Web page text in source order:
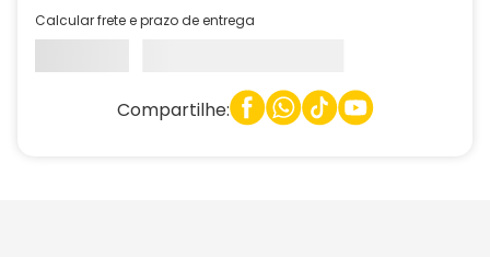
Calcular frete e prazo de entrega
Compartilhe: